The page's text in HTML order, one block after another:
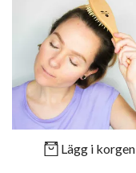
Lägg i korgen